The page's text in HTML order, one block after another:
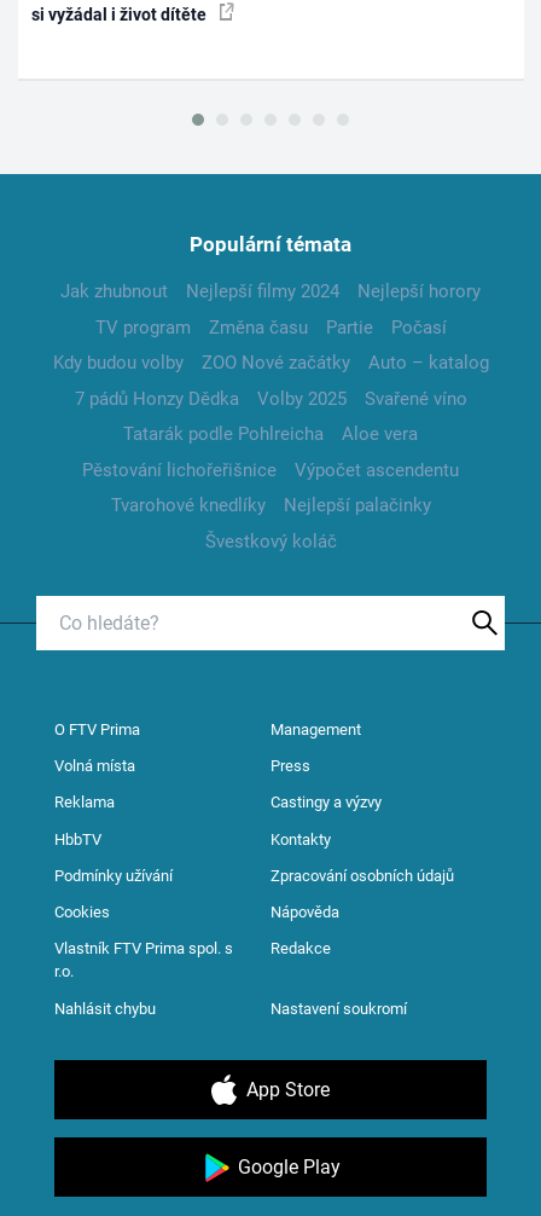
si vyžádal i život dítěte
Populární témata
Jak zhubnout Nejlepší filmy 2024
Nejlepší horory
TV program
Změna času Partie
Počasí
Kdy budou volby
ZOO Nové začátky
Auto – katalog
7 pádů Honzy Dědka
Volby 2025
Svařené víno
Tatarák podle Pohlreicha
Aloe vera
Pěstování lichořeřišnice
Výpočet ascendentu
Tvarohové knedlíky
Nejlepší palačinky
Švestkový koláč
O FTV Prima Management
Volná místa Press
Reklama Castingy a výzvy
HbbTV Kontakty
Podmínky užívání Zpracování osobních údajů
Cookies Nápověda
Vlastník FTV Prima spol. s
r.o.
Redakce
Nahlásit chybu Nastavení soukromí
App Store
Google Play